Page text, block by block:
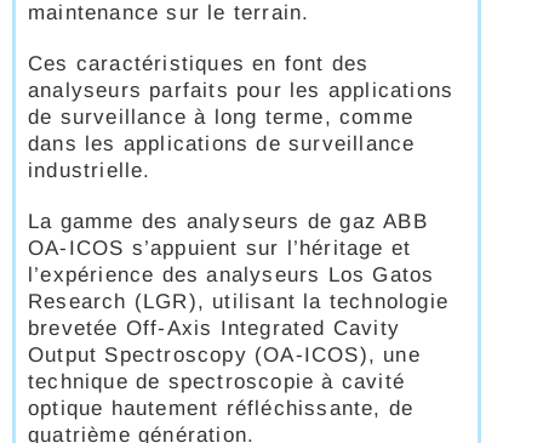
maintenance sur le terrain.
Ces caractéristiques en font des
analyseurs parfaits pour les applications
de surveillance à long terme, comme
dans les applications de surveillance
industrielle.
La gamme des analyseurs de gaz ABB
OA-ICOS s’appuient sur l’héritage et
l’expérience des analyseurs Los Gatos
Research (LGR), utilisant la technologie
brevetée Off-Axis Integrated Cavity
Output Spectroscopy (OA-ICOS), une
technique de spectroscopie à cavité
optique hautement réfléchissante, de
quatrième génération.